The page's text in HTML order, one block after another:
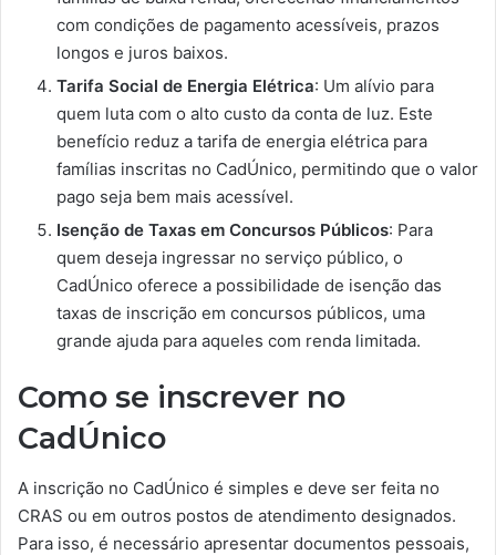
com condições de pagamento acessíveis, prazos
longos e juros baixos.
Tarifa Social de Energia Elétrica: Um alívio para
quem luta com o alto custo da conta de luz. Este
benefício reduz a tarifa de energia elétrica para
famílias inscritas no CadÚnico, permitindo que o valor
pago seja bem mais acessível.
Isenção de Taxas em Concursos Públicos: Para
quem deseja ingressar no serviço público, o
CadÚnico oferece a possibilidade de isenção das
taxas de inscrição em concursos públicos, uma
grande ajuda para aqueles com renda limitada.
Como se inscrever no
CadÚnico
A inscrição no CadÚnico é simples e deve ser feita no
CRAS ou em outros postos de atendimento designados.
Para isso, é necessário apresentar documentos pessoais,